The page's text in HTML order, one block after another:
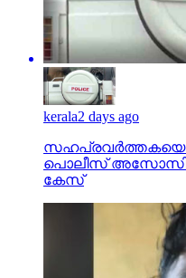
kerala2 days ago
സഹപ്രവര്‍ത്തകയെ
പൊലീസ്
കേസ്